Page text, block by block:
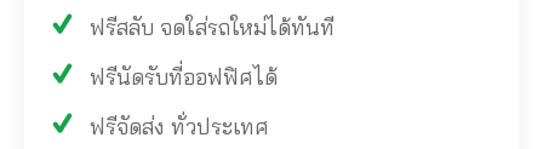
ฟรีสลับ จดใส่รถใหม่ได้ทันที
ฟรีนัดรับที่ออฟฟิศได้
ฟรีจัดส่ง ทั่วประเทศ